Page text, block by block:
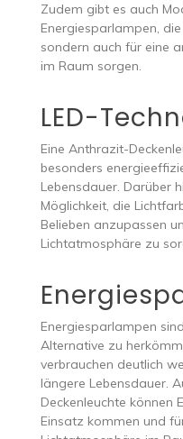
Zudem gibt es auch
Energiesparlampen,
sondern auch für eine
im Raum sorgen.
LED-
Eine Anthrazit-
besonders
Lebensdauer. Darüber
Möglichkeit, die
Belieben anzupassen
Lichtatmosphäre zu
Energiesparlampen
Alternative zu
verbrauchen deutlich
längere Lebensdauer.
Deckenleuchte können
Einsatz kommen und